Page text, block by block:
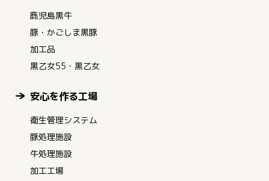
鹿児島黒牛
豚・かごしま黒豚
加工品
黒乙女55・黒乙女
安心を作る工場
衛生管理システム
豚処理施設
牛処理施設
加工工場